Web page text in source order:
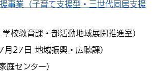
事業（子育て支援型・三世代同居支援
学校教育課・部活動地域展開推進室）
月27日 地域振興・広聴課）
庭センター）